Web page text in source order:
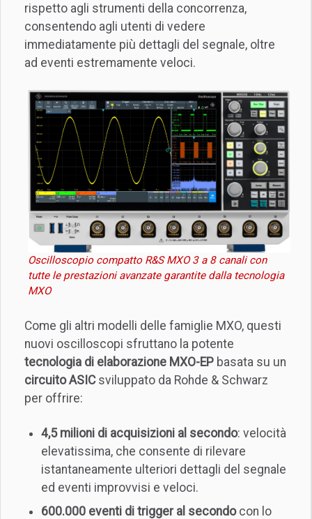
rispetto agli strumenti della concorrenza,
consentendo agli utenti di vedere
immediatamente più dettagli del segnale, oltre
ad eventi estremamente veloci.
Oscilloscopio compatto R&S MXO 3 a 8 canali con
tutte le prestazioni avanzate garantite dalla tecnologia
MXO
Come gli altri modelli delle famiglie MXO, questi
nuovi oscilloscopi sfruttano la potente
tecnologia di elaborazione MXO-EP basata su un
circuito ASICsviluppato da Rohde & Schwarz
per offrire:
4,5 milioni di acquisizioni al secondo: velocità
elevatissima, che consente di rilevare
istantaneamente ulteriori dettagli del segnale
ed eventi improvvisi e veloci.
600.000 eventi di trigger al secondocon lo